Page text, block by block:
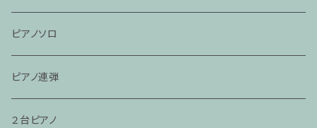
ピアノソロ
ピアノ連弾
２台ピアノ